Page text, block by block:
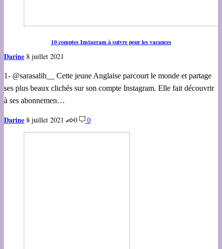
10 comptes Instagram à suivre pour les vacances
Darine 8 juillet 2021
1- @sarasalih__ Cette jeune Anglaise parcourt le monde et partage
ses plus beaux clichés sur son compte Instagram. Elle fait découvrir
à ses abonnemen…
Darine 8 juillet 2021 0 0